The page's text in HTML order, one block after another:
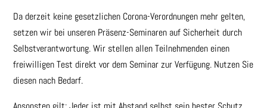
Da derzeit keine gesetzlichen Corona-Verordnungen mehr gelten,
setzen wir bei unseren Präsenz-Seminaren auf Sicherheit durch
Selbstverantwortung. Wir stellen allen Teilnehmenden einen
freiwilligen Test direkt vor dem Seminar zur Verfügung. Nutzen Sie
diesen nach Bedarf.